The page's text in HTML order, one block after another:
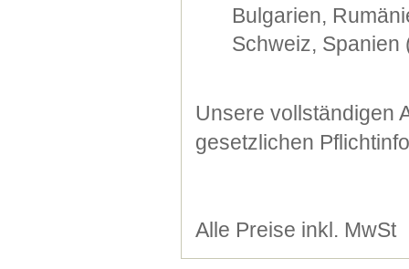
Bulgarien,
Schweiz, Spanien
Unsere vollständigen
gesetzlichen
Alle Preise inkl. MwSt